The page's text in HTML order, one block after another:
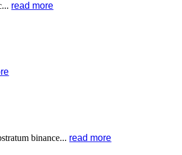
read more
binance... read more